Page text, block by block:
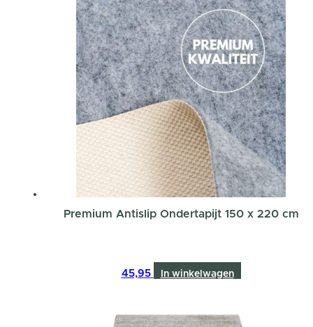
Premium Antislip Ondertapijt 150 x 220 cm
45,95 In winkelwagen